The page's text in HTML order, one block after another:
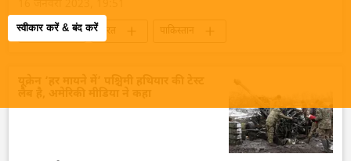
स्वीकार करें & बंद करें
ऑफबीट भारत
पाकिस्तान